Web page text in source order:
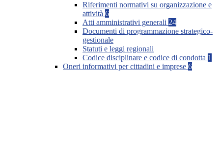
Riferimenti normativi su organizzazione e
attività 6
Atti amministrativi generali 24
Documenti di programmazione strategico-
gestionale
Statuti e leggi regionali
Codice disciplinare e codice di condotta 1
Oneri informativi per cittadini e imprese 6